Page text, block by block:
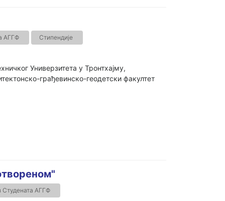
АГГФ
Стипендије
Универзитета у Тронтхајму,
грађевинско-геодетски факултет
Студената АГГФ